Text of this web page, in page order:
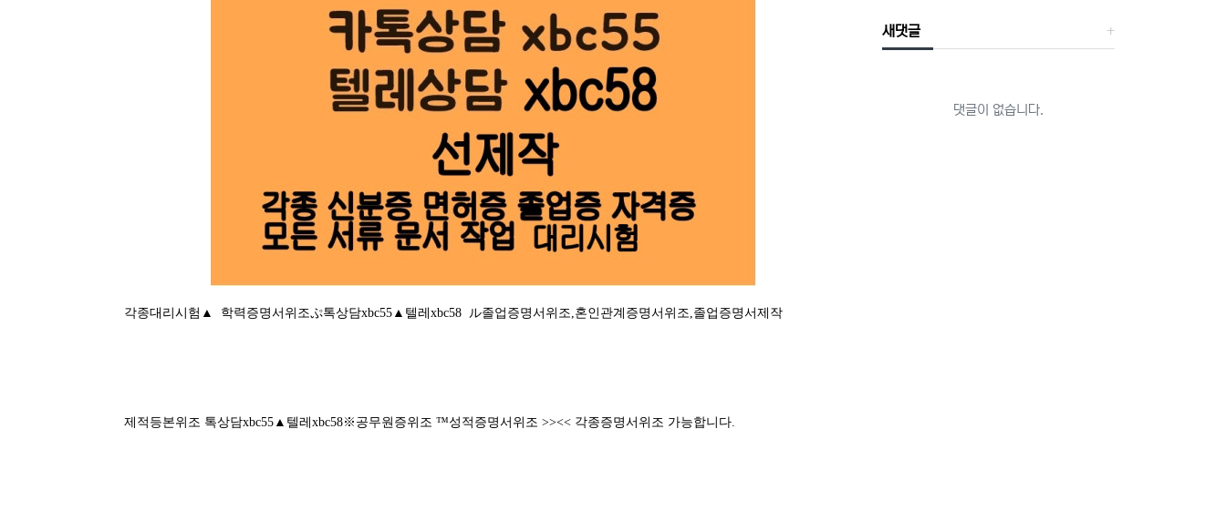
각종대리시험▲ 학력증명서위조ぷ톡상담xbc55▲텔레xbc58 ル졸업증명서위조,혼인관계증명서위조,졸업증명서제작
제적등본위조 톡상담xbc55▲텔레xbc58※공무원증위조 ™성적증명서위조 >><< 각종증명서위조 가능합니다.
새댓글
댓글이 없습니다.